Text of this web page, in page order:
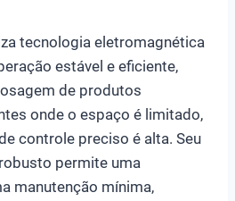
tecnologia eletromagnética
estável e eficiente,
de produtos
onde o espaço é limitado,
controle preciso é alta. Seu
permite uma
manutenção mínima,